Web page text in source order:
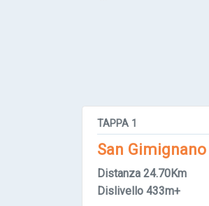
TAPPA 1
San
Distanza 24.70Km
Dislivello 433m+